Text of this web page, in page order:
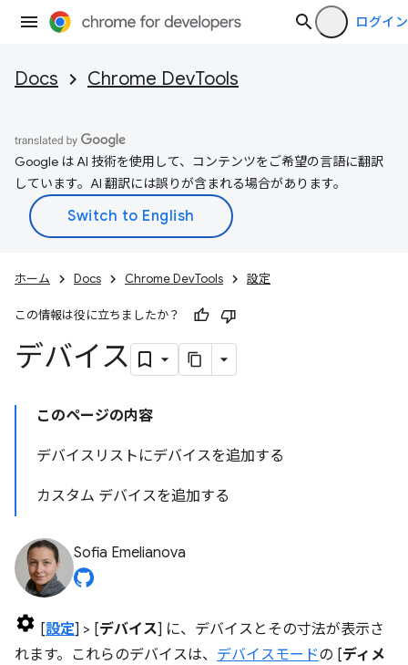
ログイン
Docs Chrome DevTools
Google は AI 技術を使用して、コンテンツをご希望の言語に翻訳
しています。AI 翻訳には誤りが含まれる場合があります。
ホーム Docs Chrome DevTools 設定
この情報は役に立ちましたか？
デバイス
このページの内容
デバイスリストにデバイスを追加する
カスタム デバイスを追加する
Sofia Emelianova
[設定] > [デバイス] に、デバイスとその寸法が表示さ
れます。これらのデバイスは、 デバイスモードの [ディメ